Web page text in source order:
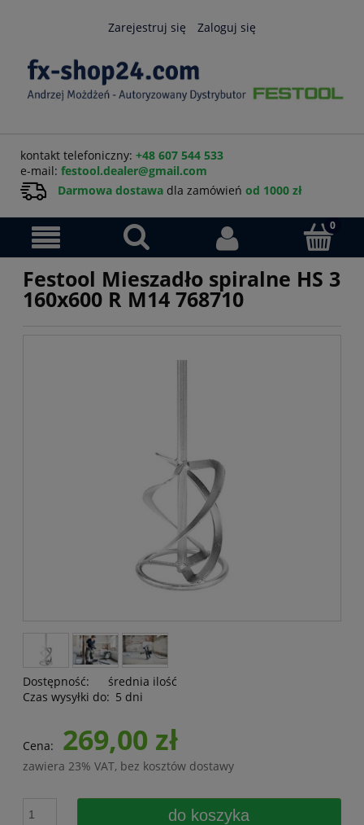
Zarejestruj się Zaloguj się
kontakt telefoniczny: +48 607 544 533
e-mail: festool.dealer@gmail.com
Darmowa dostawa dla zamówień od 1000 zł
Festool Mieszadło spiralne HS 3
160x600 R M14 768710
Dostępność:
średnia ilość
Czas wysyłki do: 5 dni
Cena: 269,00 zł
zawiera 23% VAT, bez kosztów dostawy
do koszyka